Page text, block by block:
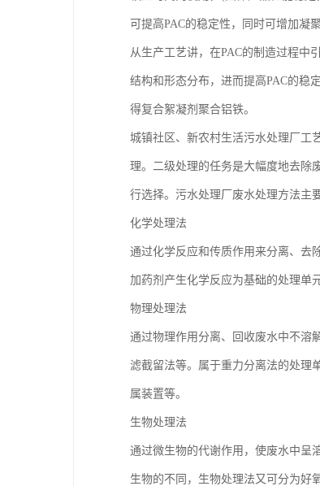
可提高PAC的稳定性，同时可增加凝聚
从生产工艺讲，在PAC的制造过程中
结构和形态分布，进而提高PAC的稳
得复合絮凝剂聚合铝铁。
城镇社区、新农村生活污水处理厂工
理。二级处理的任务是大幅度地去除
行选择。污水处理厂废水处理方法主
化学处理法
通过化学反应和传质作用来分离、去
加药剂产生化学反应为基础的处理单
物理处理法
通过物理作用分离、回收废水中不溶
滤截留法等。属于重力分离法的处理
属装置等。
生物处理法
通过微生物的代谢作用，使废水中呈
生物的不同，生物处理法又可分为好